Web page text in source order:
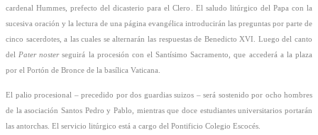
cardenal Hummes, prefecto del dicasterio para el Clero. El saludo litúrgico del Papa con la
sucesiva oración y la lectura de una página evangélica introducirán las preguntas por parte de
cinco sacerdotes, a las cuales se alternarán las respuestas de Benedicto XVI. Luego del canto
del Pater nosterseguirá la procesión con el Santísimo Sacramento, que accederá a la plaza
por el Portón de Bronce de la basílica Vaticana.
El palio procesional – precedido por dos guardias suizos – será sostenido por ocho hombres
de la asociación Santos Pedro y Pablo, mientras que doce estudiantes universitarios portarán
las antorchas. El servicio litúrgico está a cargo del Pontificio Colegio Escocés.